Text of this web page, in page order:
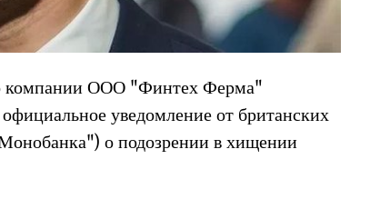
компании ООО "Финтех Ферма"
уведомление от британских
о подозрении в хищении